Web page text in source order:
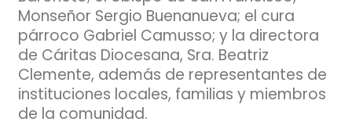
Monseñor Sergio Buenanueva; el cura
párroco Gabriel Camusso; y la directora
de Cáritas Diocesana, Sra. Beatriz
Clemente, además de representantes de
instituciones locales, familias y miembros
de la comunidad.